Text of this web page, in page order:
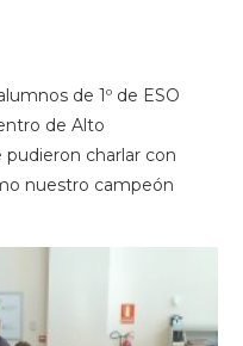
de 1º de ESO
de Alto
charlar con
nuestro campeón